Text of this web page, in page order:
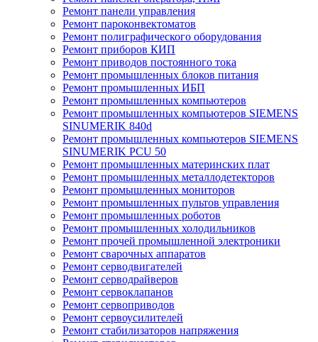
Ремонт панели управления
Ремонт пароконвектоматов
Ремонт полиграфического оборудования
Ремонт приборов КИП
Ремонт приводов постоянного тока
Ремонт промышленных блоков питания
Ремонт промышленных ИБП
Ремонт промышленных компьютеров
Ремонт промышленных компьютеров SIEMENS
SINUMERIK 840d
Ремонт промышленных компьютеров SIEMENS
SINUMERIK PCU 50
Ремонт промышленных материнских плат
Ремонт промышленных металлодетекторов
Ремонт промышленных мониторов
Ремонт промышленных пультов управления
Ремонт промышленных роботов
Ремонт промышленных холодильников
Ремонт прочей промышленной электроники
Ремонт сварочных аппаратов
Ремонт серводвигателей
Ремонт серводрайверов
Ремонт сервоклапанов
Ремонт сервоприводов
Ремонт сервоусилителей
Ремонт стабилизаторов напряжения